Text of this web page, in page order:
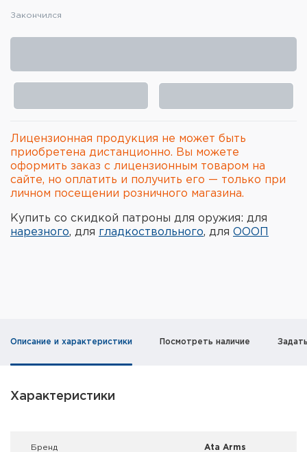
Сумки и рюкзаки
Охотничье снаряжение
Фонари и ЛЦУ
Туристическое снаряжение
Фальшпатроны
Оружейные шкафы и сейфы
Закончился
Лицензионная продукция не может быть
приобретена дистанционно. Вы можете
оформить заказ с лицензионным товаром на
сайте, но оплатить и получить его — только при
личном посещении розничного магазина.
Купить со скидкой патроны для оружия: для
нарезного, для гладкоствольного, для ОООП
Описание и характеристики Посмотреть наличие
Характеристики
Брeнд Ata Arms